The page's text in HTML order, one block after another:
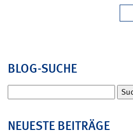
BLOG-SUCHE
nach:
NEUESTE BEITRÄGE